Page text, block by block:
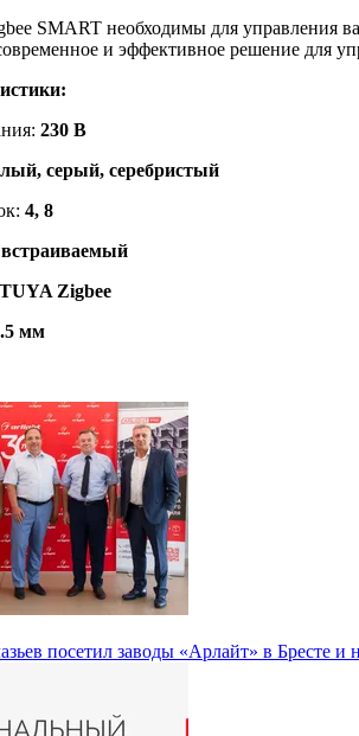
SMART необходимы для управления
современное и эффективное решение для
230 В
серый, серебристый
4, 8
встраиваемый
TUYA Zigbee
мм
посетил заводы «Арлайт» в Бресте